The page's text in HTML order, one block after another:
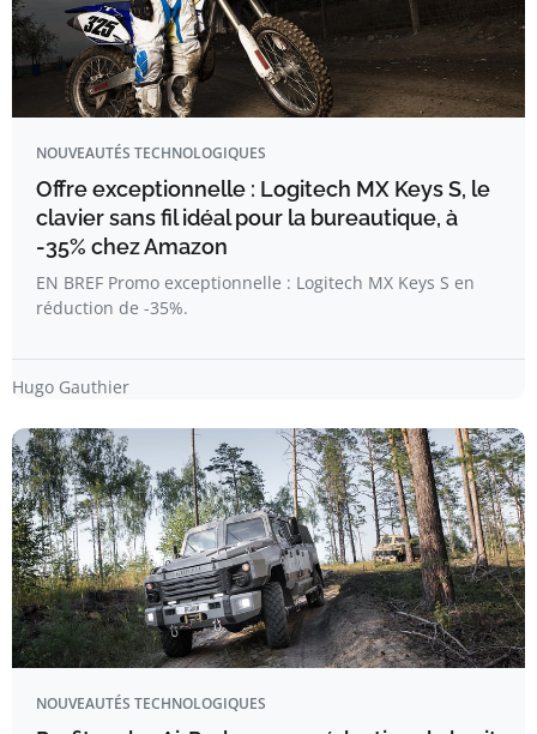
NOUVEAUTÉS TECHNOLOGIQUES
Offre exceptionnelle : Logitech MX Keys S, le
clavier sans fil idéal pour la bureautique, à
-35% chez Amazon
EN BREF Promo exceptionnelle : Logitech MX Keys S en
réduction de -35%.
Hugo Gauthier
NOUVEAUTÉS TECHNOLOGIQUES